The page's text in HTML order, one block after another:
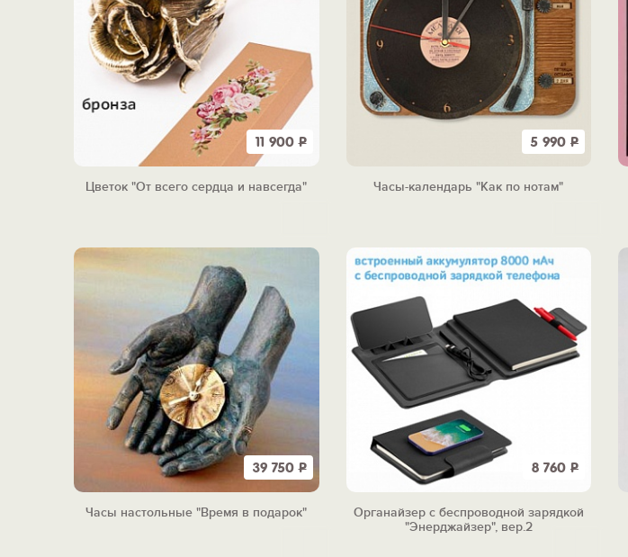
11 900Р
Цветок "От всего сердца и навсегда"
5 990 Р
Часы-календарь "Как по нотам"
39 750Р
Часы настольные "Время в подарок"
8 760 Р
Органайзер с беспроводной зарядкой
"Энерджайзер", вер.2